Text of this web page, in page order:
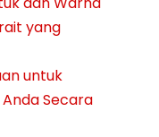
yang
untuk
Secara